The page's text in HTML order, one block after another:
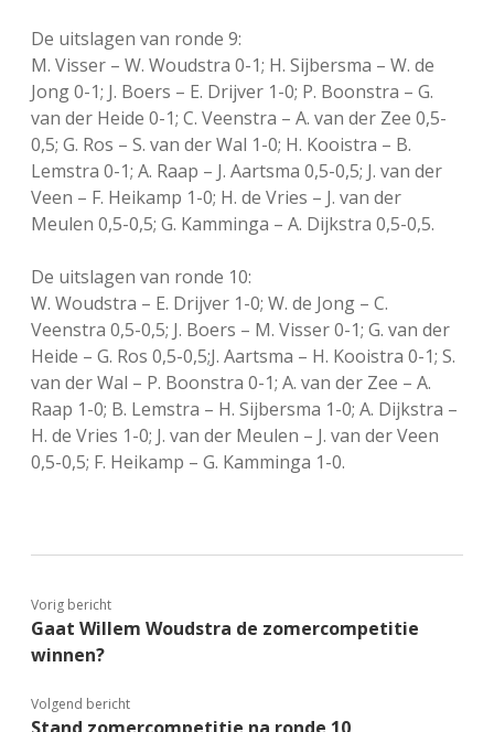
De uitslagen van ronde 9:
M. Visser – W. Woudstra 0-1; H. Sijbersma – W. de
Jong 0-1; J. Boers – E. Drijver 1-0; P. Boonstra – G.
van der Heide 0-1; C. Veenstra – A. van der Zee 0,5-
0,5; G. Ros – S. van der Wal 1-0; H. Kooistra – B.
Lemstra 0-1; A. Raap – J. Aartsma 0,5-0,5; J. van der
Veen – F. Heikamp 1-0; H. de Vries – J. van der
Meulen 0,5-0,5; G. Kamminga – A. Dijkstra 0,5-0,5.
De uitslagen van ronde 10:
W. Woudstra – E. Drijver 1-0; W. de Jong – C.
Veenstra 0,5-0,5; J. Boers – M. Visser 0-1; G. van der
Heide – G. Ros 0,5-0,5;J. Aartsma – H. Kooistra 0-1; S.
van der Wal – P. Boonstra 0-1; A. van der Zee – A.
Raap 1-0; B. Lemstra – H. Sijbersma 1-0; A. Dijkstra –
H. de Vries 1-0; J. van der Meulen – J. van der Veen
0,5-0,5; F. Heikamp – G. Kamminga 1-0.
Vorig bericht
Gaat Willem Woudstra de zomercompetitie
winnen?
Volgend bericht